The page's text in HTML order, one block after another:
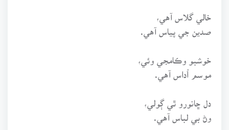
خالي گلاس آهي،
صدين جي پياس آهي.
خوشبو وڪامجي وئي،
موسم اُداس آهي.
دل ڇانورو ٿي ڳولي،
وڻ بي لباس آهي.